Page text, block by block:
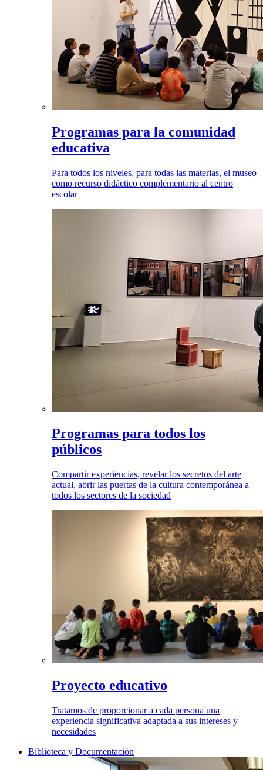
Programas para la comunidad
educativa
Para todos los niveles, para todas las materias, el museo
como recurso didáctico complementario al centro
escolar
Programas para todos los
públicos
Compartir experiencias, revelar los secretos del arte
actual, abrir las puertas de la cultura contemporánea a
todos los sectores de la sociedad
Proyecto educativo
Tratamos de proporcionar a cada persona una
experiencia significativa adaptada a sus intereses y
necesidades
Biblioteca y Documentación